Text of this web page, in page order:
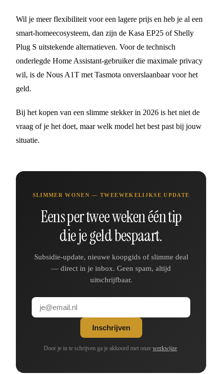
Wil je meer flexibiliteit voor een lagere prijs en heb je al een
smart-homeecosysteem, dan zijn de Kasa EP25 of Shelly
Plug S uitstekende alternatieven. Voor de technisch
onderlegde Home Assistant-gebruiker die maximale privacy
wil, is de Nous A1T met Tasmota onverslaanbaar voor het
geld.
Bij het kopen van een slimme stekker in 2026 is het niet de
vraag of je het doet, maar welk model het best past bij jouw
situatie.
SLIMMER WONEN — TWEEWEKELIJKSE UPDATE
Eens per twee weken één tip
die je geld bespaart.
Subsidie-update, nieuwe koopgids of slimme deal
— direct in je inbox. Geen spam, altijd
uitschrijfbaar.
Inschrijven
Door je in te schrijven ga je akkoord met onze werkwijze.